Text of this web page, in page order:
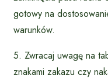
gotowy na
warunków.
5. Zwracaj uwagę na
znakami zakazu czy